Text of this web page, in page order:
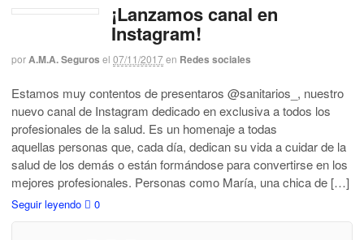
¡Lanzamos canal en
Instagram!
porA.M.A. Seguros el 07/11/2017en Redes sociales
Estamos muy contentos de presentaros @sanitarios_, nuestro
nuevo canal de Instagram dedicado en exclusiva a todos los
profesionales de la salud. Es un homenaje a todas
aquellas personas que, cada día, dedican su vida a cuidar de la
salud de los demás o están formándose para convertirse en los
mejores profesionales. Personas como María, una chica de […]
Seguir leyendo 0